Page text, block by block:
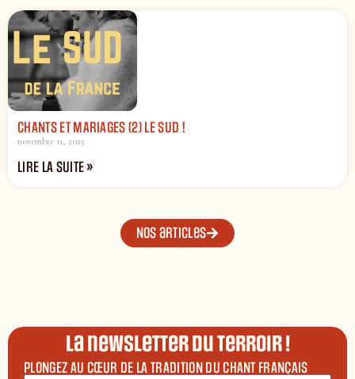
CHANTS ET MARIAGES (2) LE SUD !
novembre 11, 2025
LIRE LA SUITE »
Nos articles
La newsletter du terroir !
PLONGEZ AU CŒUR DE LA TRADITION DU CHANT FRANÇAIS